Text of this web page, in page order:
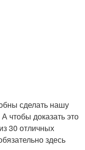
сделать нашу
чтобы доказать это
30 отличных
здесь